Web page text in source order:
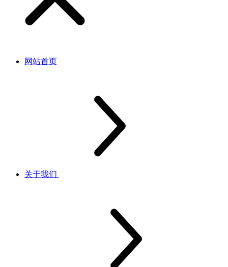
网站首页
关于我们